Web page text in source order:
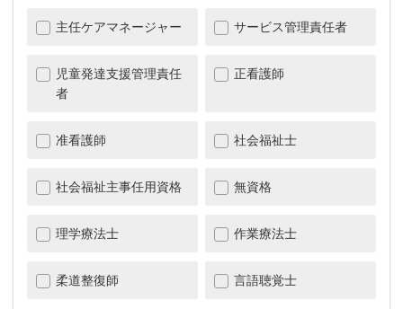
主任ケアマネージャー サービス管理責任者
児童発達支援管理責任
者
正看護師
准看護師 社会福祉士
社会福祉主事任用資格 無資格
理学療法士 作業療法士
柔道整復師 言語聴覚士